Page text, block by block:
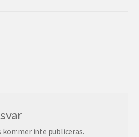
kommer inte publiceras.